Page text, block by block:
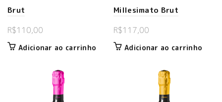
Brut
R$110,00
Adicionar ao carrinho
Millesimato Brut
R$117,00
Adicionar ao carrinho